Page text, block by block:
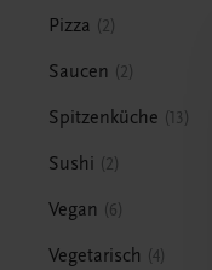
Pizza 2
Saucen 2
Spitzenküche 13
Sushi 2
Vegan 6
Vegetarisch 4